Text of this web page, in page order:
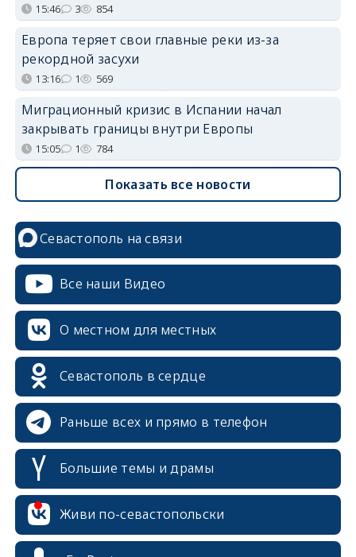
15:46 3 854
Европа теряет свои главные реки из-за
рекордной засухи
13:16 1 569
Миграционный кризис в Испании начал
закрывать границы внутри Европы
15:05 1 784
Показать все новости
Севастополь на связи
Все наши Видео
О местном для местных
Севастополь в сердце
Раньше всех и прямо в телефон
Большие темы и драмы
Живи по-севастопольски